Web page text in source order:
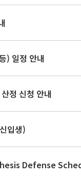
) 일정 안내
정 신청 안내
입생)
Defense